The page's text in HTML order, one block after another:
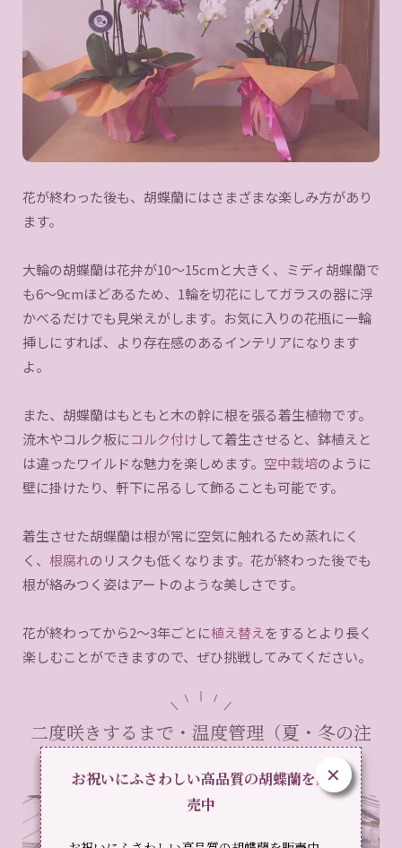
✕
お祝いにふさわしい高品質の胡蝶蘭を販
売中
花が終わった後も、胡蝶蘭にはさまざまな楽しみ方があり
ます。
大輪の胡蝶蘭は花弁が10〜15cmと大きく、ミディ胡蝶蘭で
も6〜9cmほどあるため、1輪を切花にしてガラスの器に浮
かべるだけでも見栄えがします。お気に入りの花瓶に一輪
挿しにすれば、より存在感のあるインテリアになります
よ。
また、胡蝶蘭はもともと木の幹に根を張る着生植物です。
流木やコルク板にコルク付けして着生させると、鉢植えと
は違ったワイルドな魅力を楽しめます。 空中栽培のように
壁に掛けたり、軒下に吊るして飾ることも可能です。
着生させた胡蝶蘭は根が常に空気に触れるため蒸れにく
く、 根腐れのリスクも低くなります。花が終わった後でも
根が絡みつく姿はアートのような美しさです。
花が終わってから2〜3年ごとに植え替え をするとより長く
楽しむことができますので、ぜひ挑戦してみてください。
二度咲きするまで・温度管理（夏・冬の注